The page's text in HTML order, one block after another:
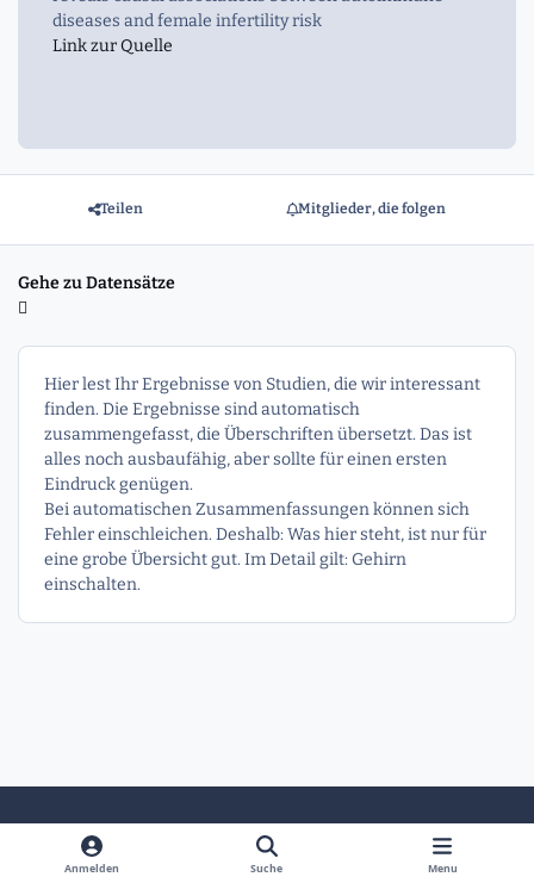
diseases and female infertility risk
Link zur Quelle
Teilen Mitglieder, die folgen
Gehe zu Datensätze
Hier lest Ihr Ergebnisse von Studien, die wir interessant
finden. Die Ergebnisse sind automatisch
zusammengefasst, die Überschriften übersetzt. Das ist
alles noch ausbaufähig, aber sollte für einen ersten
Eindruck genügen.
Bei automatischen Zusammenfassungen können sich
Fehler einschleichen. Deshalb: Was hier steht, ist nur für
eine grobe Übersicht gut. Im Detail gilt: Gehirn
einschalten.
Heller ModusDunkler Modus
Systemeinstellung
Anmelden Suche Menu